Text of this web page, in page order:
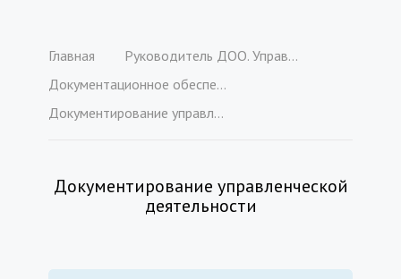
Главная
Руководитель ДОО. Управление дошкольной образовательной организацией в соответствии с ФГОС ДО и ФОП ДО (2200 ч.)
Документационное обеспечение управления
Документирование управленческой деятельности
Документирование управленческой
деятельности